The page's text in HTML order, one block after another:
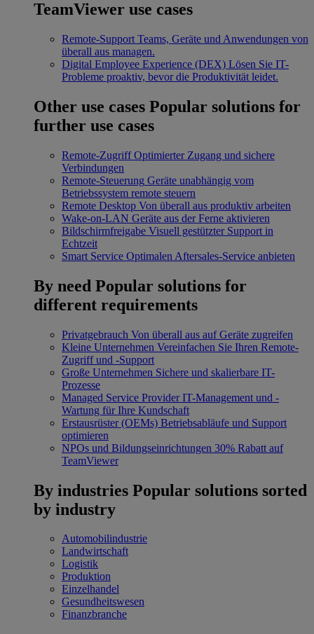
TeamViewer use cases
Remote-Support Teams, Geräte und Anwendungen von
überall aus managen.
Digital Employee Experience (DEX) Lösen Sie IT-
Probleme proaktiv, bevor die Produktivität leidet.
Other use cases Popular solutions for
further use cases
Remote-Zugriff Optimierter Zugang und sichere
Verbindungen
Remote-Steuerung Geräte unabhängig vom
Betriebssystem remote steuern
Remote Desktop Von überall aus produktiv arbeiten
Wake-on-LAN Geräte aus der Ferne aktivieren
Bildschirmfreigabe Visuell gestützter Support in
Echtzeit
Smart Service Optimalen Aftersales-Service anbieten
By need Popular solutions for
different requirements
Privatgebrauch Von überall aus auf Geräte zugreifen
Kleine Unternehmen Vereinfachen Sie Ihren Remote-
Zugriff und -Support
Große Unternehmen Sichere und skalierbare IT-
Prozesse
Managed Service Provider IT-Management und -
Wartung für Ihre Kundschaft
Erstausrüster (OEMs) Betriebsabläufe und Support
optimieren
NPOs und Bildungseinrichtungen 30% Rabatt auf
TeamViewer
By industries Popular solutions sorted
by industry
Automobilindustrie
Landwirtschaft
Logistik
Produktion
Einzelhandel
Gesundheitswesen
Finanzbranche